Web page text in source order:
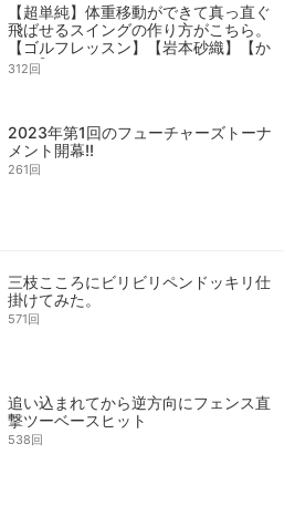
【超単純】体重移動ができて真っ直ぐ
飛ばせるスイングの作り方がこちら。
【ゴルフレッスン】【岩本砂織】【か
えで】
312回
2023年第1回のフューチャーズトーナ
メント開幕!!
261回
三枝こころにビリビリペンドッキリ仕
掛けてみた。
571回
追い込まれてから逆方向にフェンス直
撃ツーベースヒット
538回